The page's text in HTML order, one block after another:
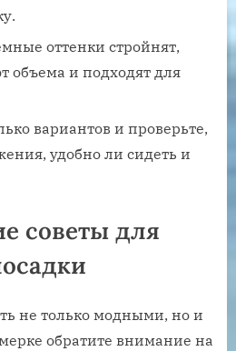
оттенки стройнят,
объема и подходят для
вариантов и проверьте,
удобно ли сидеть и
советы для
не только модными, но и
обратите внимание на